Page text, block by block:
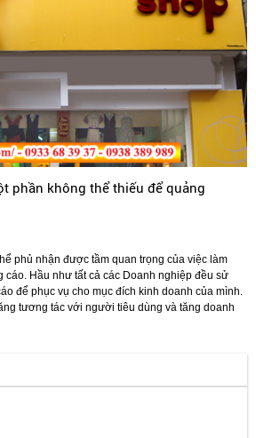
phần không thể thiếu để quảng
phủ nhận được tầm quan trọng của việc làm
cáo. Hầu như tất cả các Doanh nghiệp đều sử
để phục vụ cho mục đích kinh doanh của mình.
tương tác với người tiêu dùng và tăng doanh